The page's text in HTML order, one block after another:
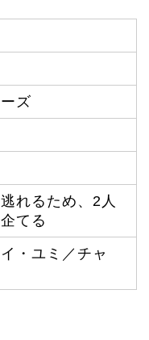
ズ
れるため、2人
てる
・ユミ／チャ